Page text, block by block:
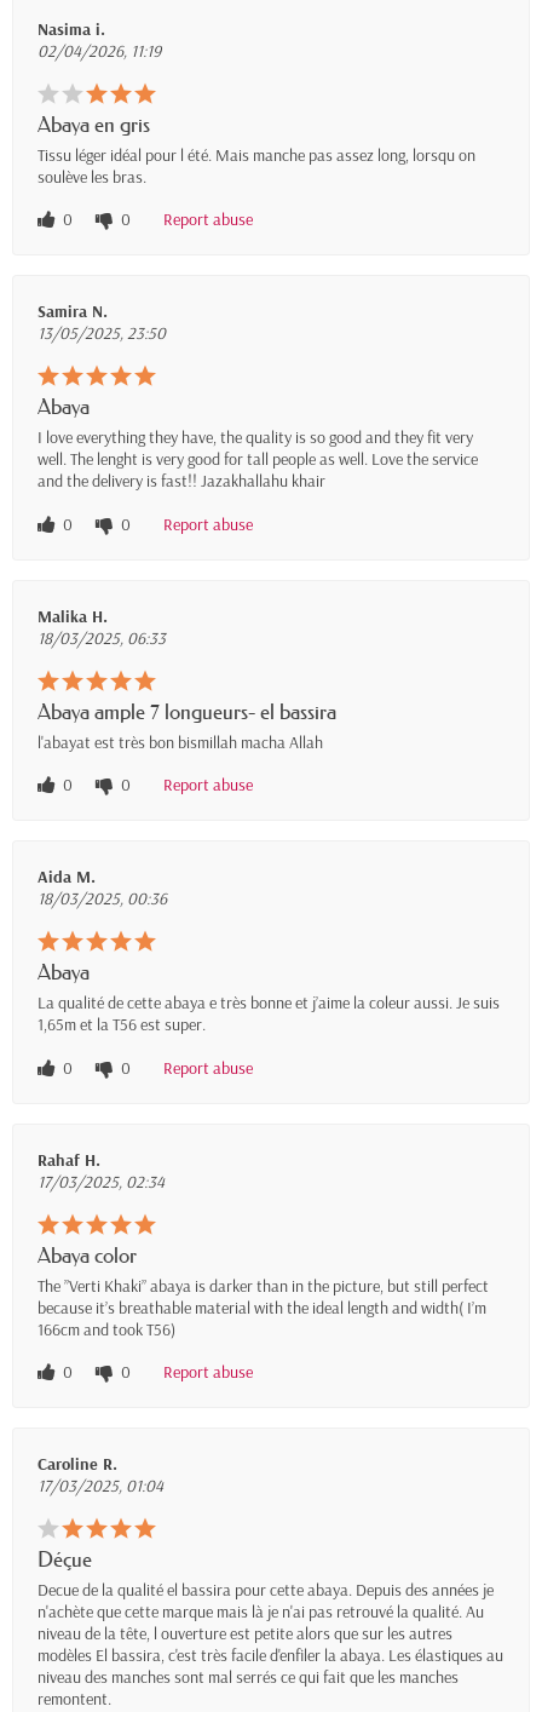
Nasima i.
02/04/2026, 11:19
Abaya en gris
Tissu léger idéal pour l été. Mais manche pas assez long, lorsqu on
soulève les bras.
0
0 Report abuse
Samira N.
13/05/2025, 23:50
Abaya
I love everything they have, the quality is so good and they fit very
well. The lenght is very good for tall people as well. Love the service
and the delivery is fast!! Jazakhallahu khair
0
0 Report abuse
Malika H.
18/03/2025, 06:33
Abaya ample 7 longueurs- el bassira
l'abayat est très bon bismillah macha Allah
0
0 Report abuse
Aida M.
18/03/2025, 00:36
Abaya
La qualité de cette abaya e très bonne et j’aime la coleur aussi. Je suis
1,65m et la T56 est super.
0
0 Report abuse
Rahaf H.
17/03/2025, 02:34
Abaya color
The ”Verti Khaki” abaya is darker than in the picture, but still perfect
because it’s breathable material with the ideal length and width( I’m
166cm and took T56)
0
0 Report abuse
Caroline R.
17/03/2025, 01:04
Déçue
Decue de la qualité el bassira pour cette abaya. Depuis des années je
n'achète que cette marque mais là je n'ai pas retrouvé la qualité. Au
niveau de la tête, l ouverture est petite alors que sur les autres
modèles El bassira, c'est très facile d'enfiler la abaya. Les élastiques au
niveau des manches sont mal serrés ce qui fait que les manches
remontent.